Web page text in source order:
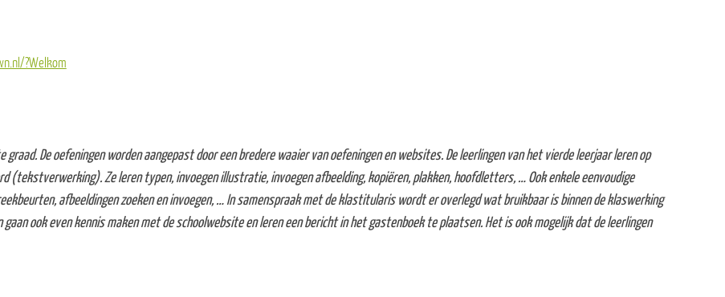
?Welkom
De oefeningen worden aangepast door een bredere waaier van oefeningen en websites. De leerlingen van het vierde leerjaar leren op
(tekstverwerking). Ze leren typen, invoegen illustratie, invoegen afbeelding, kopiëren, plakken, hoofdletters, … Ook enkele eenvoudige
afbeeldingen zoeken en invoegen, … In samenspraak met de klastitularis wordt er overlegd wat bruikbaar is binnen de klaswerking
gaan ook even kennis maken met de schoolwebsite en leren een bericht in het gastenboek te plaatsen. Het is ook mogelijk dat de leerlingen